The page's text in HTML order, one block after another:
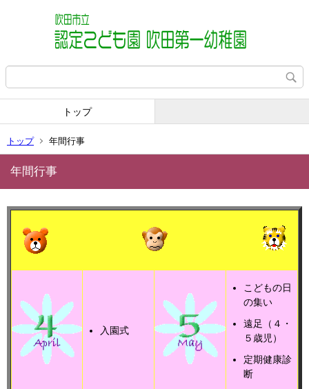
トップ
トップ 年間行事
年間行事
入園式
こどもの日
の集い
遠足（４・
５歳児）
定期健康診
断